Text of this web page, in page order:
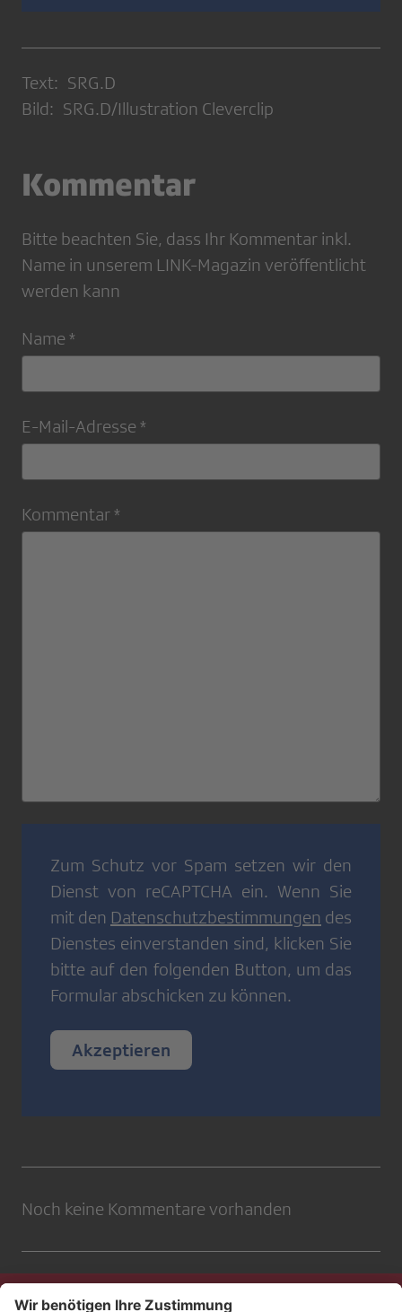
Text: SRG.D
Bild: SRG.D/Illustration Cleverclip
Kommentar
Bitte beachten Sie, dass Ihr Kommentar inkl.
Name in unserem LINK-Magazin veröffentlicht
werden kann
Name *
E-Mail-Adresse *
Kommentar *
Zum Schutz vor Spam setzen wir den
Dienst von reCAPTCHA ein. Wenn Sie
mit den Datenschutzbestimmungen des
Dienstes einverstanden sind, klicken Sie
bitte auf den folgenden Button, um das
Formular abschicken zu können.
Akzeptieren
Noch keine Kommentare vorhanden